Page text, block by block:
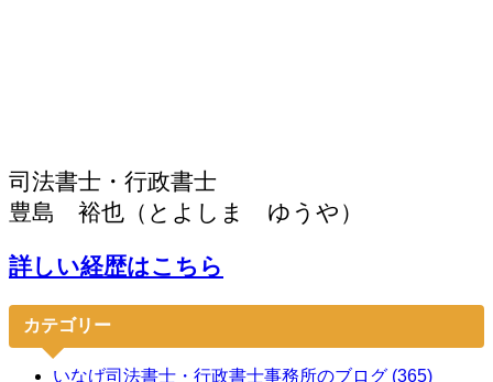
司法書士・行政書士
豊島 裕也（とよしま ゆうや）
詳しい経歴はこちら
カテゴリー
いなげ司法書士・行政書士事務所のブログ (365)